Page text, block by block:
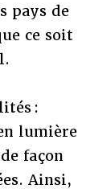
pays de
ce soit
:
lumière
façon
Ainsi,